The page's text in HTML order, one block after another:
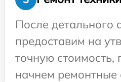
После детального
предоставим на
точную стоимость,
начнем ремонтные